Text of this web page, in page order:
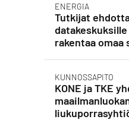
ENERGIA
Tutkijat
rakentaa
KUNNOSSAPITO
KONE ja TKE